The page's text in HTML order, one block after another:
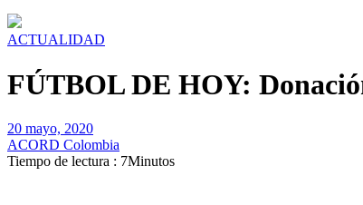
ACTUALIDAD
FÚTBOL DE HOY:
20 mayo, 2020
ACORD Colombia
Tiempo de lectura : 7Minutos